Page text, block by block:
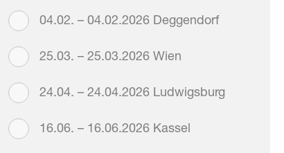
04.02. – 04.02.2026 Deggendorf
25.03. – 25.03.2026 Wien
24.04. – 24.04.2026 Ludwigsburg
16.06. – 16.06.2026 Kassel